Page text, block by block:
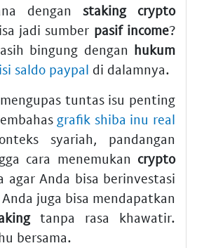
dengan staking crypto
jadi sumber pasif income?
bingung dengan hukum
saldo paypal di dalamnya.
tuntas isu penting
grafik shiba inu real
syariah, pandangan
cara menemukan crypto
agar Anda bisa berinvestasi
juga bisa mendapatkan
tanpa rasa khawatir.
bersama.